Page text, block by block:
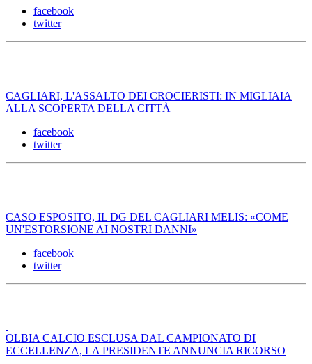
facebook
twitter
CAGLIARI, L'ASSALTO DEI CROCIERISTI: IN MIGLIAIA
ALLA SCOPERTA DELLA CITTÀ
facebook
twitter
CASO ESPOSITO, IL DG DEL CAGLIARI MELIS: «COME
UN'ESTORSIONE AI NOSTRI DANNI»
facebook
twitter
OLBIA CALCIO ESCLUSA DAL CAMPIONATO DI
ECCELLENZA, LA PRESIDENTE ANNUNCIA RICORSO